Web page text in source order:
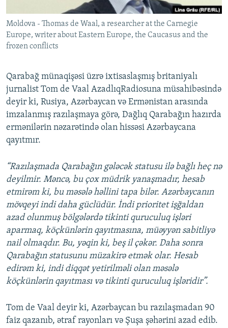
AZADLIQRADIOSU MOBIL TELEFONUNUZDA
BIZIMLƏ ƏLAQƏ
XƏBƏR BÜLLETENLƏRIMIZ
RFE/RL-in bütün saytları
Moldova - Thomas de Waal, a researcher at the Carnegie
Europe, writer about Eastern Europe, the Caucasus and the
frozen conflicts
Qarabağ münaqişəsi üzrə ixtisaslaşmış britaniyalı
jurnalist Tom de Vaal AzadlıqRadiosuna müsahibəsində
deyir ki, Rusiya, Azərbaycan və Ermənistan arasında
imzalanmış razılaşmaya görə, Dağlıq Qarabağın hazırda
ermənilərin nəzarətində olan hissəsi Azərbaycana
qayıtmır.
“Razılaşmada Qarabağın gələcək statusu ilə bağlı heç nə
deyilmir. Məncə, bu çox müdrik yanaşmadır, hesab
etmirəm ki, bu məsələ həllini tapa bilər. Azərbaycanın
mövqeyi indi daha güclüdür. İndi prioritet işğaldan
azad olunmuş bölgələrdə tikinti quruculuq işləri
aparmaq, köçkünlərin qayıtmasına, müəyyən sabitliyə
nail olmaqdır. Bu, yəqin ki, beş il çəkər. Daha sonra
Qarabağın statusunu müzakirə etmək olar. Hesab
edirəm ki, indi diqqət yetirilməli olan məsələ
köçkünlərin qayıtması və tikinti quruculuq işləridir”.
Tom de Vaal deyir ki, Azərbaycan bu razılaşmadan 90
faiz qazanıb, ətraf rayonları və Şuşa şəhərini azad edib.